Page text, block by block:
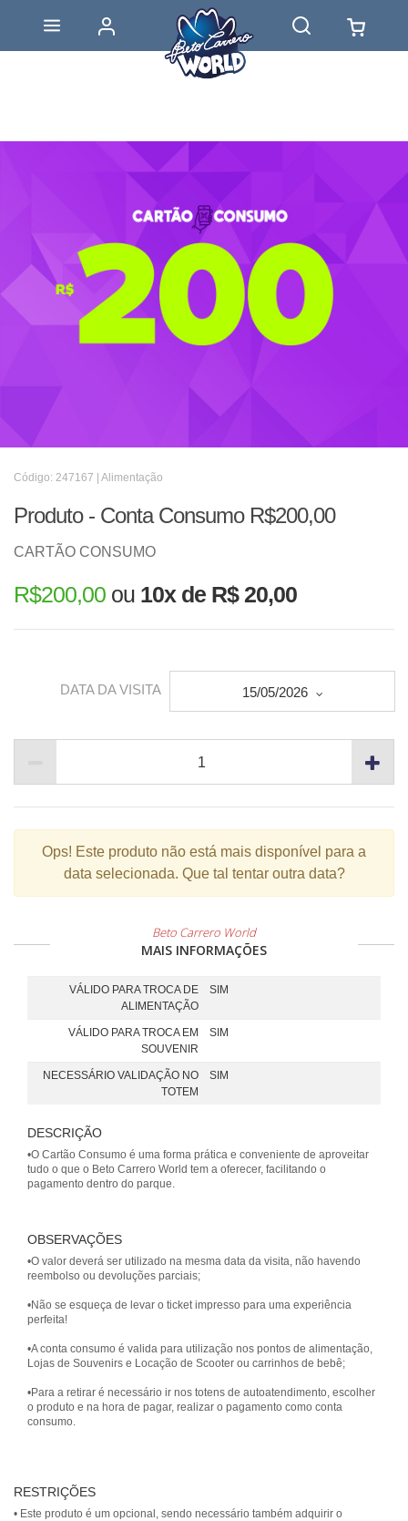
Código: 247167 | Alimentação
Produto - Conta Consumo R$200,00
CARTÃO CONSUMO
R$200,00 ou 10x de R$ 20,00
DATA DA VISITA 15/05/2026
Ops! Este produto não está mais disponível para a
data selecionada. Que tal tentar outra data?
Beto Carrero World
MAIS INFORMAÇÕES
VÁLIDO PARA TROCA DE
ALIMENTAÇÃO
SIM
VÁLIDO PARA TROCA EM
SOUVENIR
SIM
NECESSÁRIO VALIDAÇÃO NO
TOTEM
SIM
DESCRIÇÃO
•O Cartão Consumo é uma forma prática e conveniente de aproveitar
tudo o que o Beto Carrero World tem a oferecer, facilitando o
pagamento dentro do parque.
OBSERVAÇÕES
•O valor deverá ser utilizado na mesma data da visita, não havendo
reembolso ou devoluções parciais;
•Não se esqueça de levar o ticket impresso para uma experiência
perfeita!
•A conta consumo é valida para utilização nos pontos de alimentação,
Lojas de Souvenirs e Locação de Scooter ou carrinhos de bebê;
•Para a retirar é necessário ir nos totens de autoatendimento, escolher
o produto e na hora de pagar, realizar o pagamento como conta
consumo.
RESTRIÇÕES
• Este produto é um opcional, sendo necessário também adquirir o